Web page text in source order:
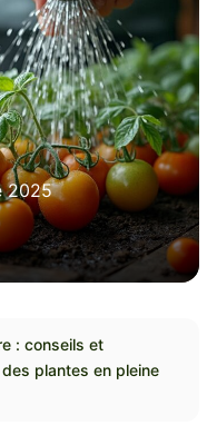
2025
: conseils et
plantes en pleine